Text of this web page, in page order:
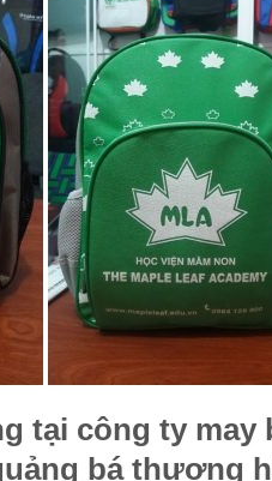
tại công ty may
bá thương